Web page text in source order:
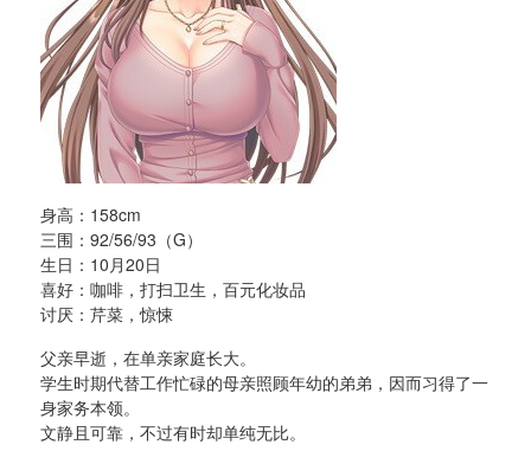
身高：158cm
三围：92/56/93（G）
生日：10月20日
喜好：咖啡，打扫卫生，百元化妆品
讨厌：芹菜，惊悚
父亲早逝，在单亲家庭长大。
学生时期代替工作忙碌的母亲照顾年幼的弟弟，因而习得了一
身家务本领。
文静且可靠，不过有时却单纯无比。